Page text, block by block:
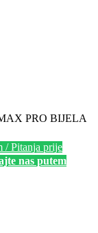
PRO BIJELA
/ Pitanja prije
nas putem